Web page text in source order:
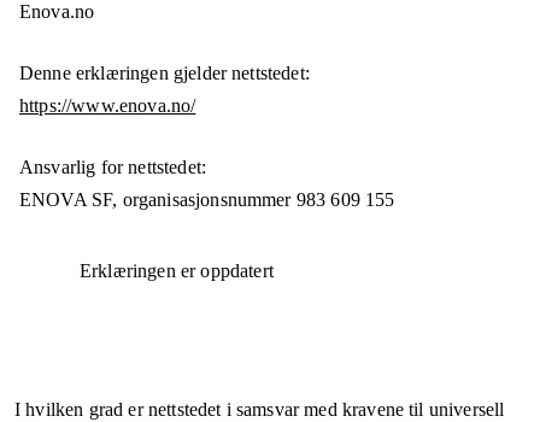
Enova.no
Denne erklæringen gjelder nettstedet:
https://www.enova.no/
Ansvarlig for nettstedet:
ENOVA SF, organisasjonsnummer 983 609 155
Erklæringen er oppdatert
I hvilken grad er nettstedet i samsvar med kravene til universell